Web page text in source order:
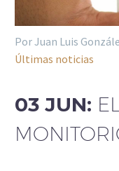
Por Juan Luis
Últimas noticias
03 JUN: